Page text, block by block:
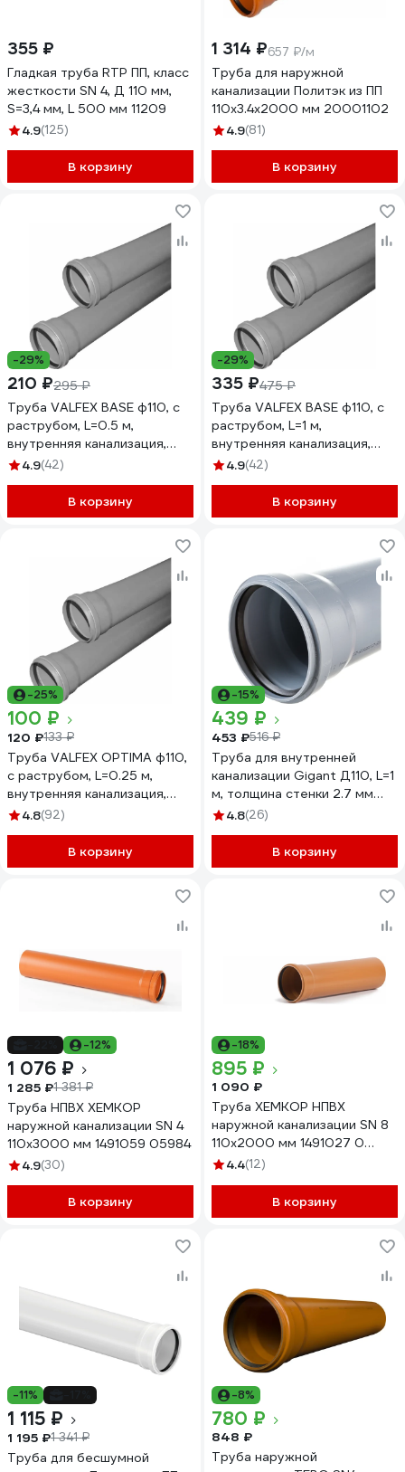
355 ₽
Гладкая труба RTP ПП, класс
жесткости SN 4, Д 110 мм,
S=3,4 мм, L 500 мм 11209
4.9(125)
В корзину
1 314 ₽657 ₽/м
Труба для наружной
канализации Политэк из ПП
110х3.4х2000 мм 20001102
4.9(81)
В корзину
-29%
210 ₽295 ₽
Труба VALFEX BASE ф110, с
раструбом, L=0.5 м,
внутренняя канализация,
толщина стенки 2.7
4.9(42)
В корзину
-29%
335 ₽475 ₽
Труба VALFEX BASE ф110, с
раструбом, L=1 м,
внутренняя канализация,
толщина стенки 2.7
4.9(42)
В корзину
-25%
100 ₽
120 ₽133 ₽
Труба VALFEX OPTIMA ф110,
с раструбом, L=0.25 м,
внутренняя канализация,
толщина стенки 2.2
4.8(92)
В корзину
-15%
439 ₽
453 ₽516 ₽
Труба для внутренней
канализации Gigant Д110, L=1
м, толщина стенки 2.7 мм
GSG-25
4.8(26)
В корзину
-12%
1 076 ₽
1 285 ₽1 381 ₽
Труба НПВХ ХЕМКОР
наружной канализации SN 4
110x3000 мм 1491059 05984
4.9(30)
В корзину
-18%
895 ₽
1 090 ₽
Труба ХЕМКОР НПВХ
наружной канализации SN 8
110x2000 мм 1491027 0
7076
4.4(12)
В корзину
-11%
1 115 ₽
1 195 ₽1 341 ₽
Труба для бесшумной
-8%
780 ₽
848 ₽
Труба наружной